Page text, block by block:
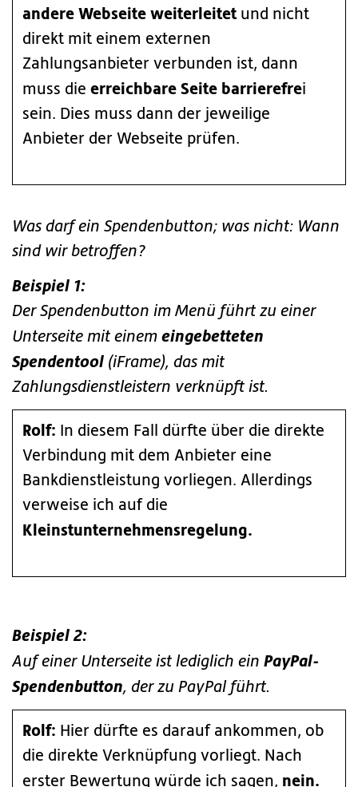
andere Webseite weiterleitetund nicht
direkt mit einem externen
Zahlungsanbieter verbunden ist, dann
muss die erreichbare Seite barrierefrei
sein. Dies muss dann der jeweilige
Anbieter der Webseite prüfen.
Was darf ein Spendenbutton; was nicht: Wann
sind wir betroffen?
Beispiel 1:
Der Spendenbutton im Menü führt zu einer
Unterseite mit einem eingebetteten
Spendentool (iFrame), das mit
Zahlungsdienstleistern verknüpft ist.
Rolf: In diesem Fall dürfte über die direkte
Verbindung mit dem Anbieter eine
Bankdienstleistung vorliegen. Allerdings
verweise ich auf die
Kleinstunternehmensregelung.
Beispiel 2:
Auf einer Unterseite ist lediglich ein PayPal-
Spendenbutton, der zu PayPal führt.
Rolf: Hier dürfte es darauf ankommen, ob
die direkte Verknüpfung vorliegt. Nach
erster Bewertung würde ich sagen, nein.